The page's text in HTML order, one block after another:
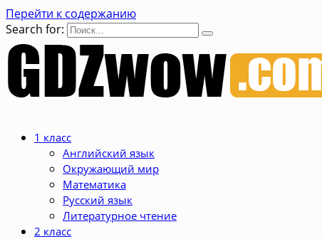
Перейти к содержанию
Search for:
1 класс
Английский язык
Окружающий мир
Математика
Русский язык
Литературное чтение
2 класс